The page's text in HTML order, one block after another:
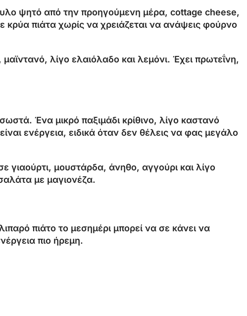
ψητό από την προηγούμενη μέρα, cottage cheese,
πιάτα χωρίς να χρειάζεται να ανάψεις φούρνο
λίγο ελαιόλαδο και λεμόνι. Έχει πρωτεΐνη,
Ένα μικρό παξιμάδι κρίθινο, λίγο καστανό
ενέργεια, ειδικά όταν δεν θέλεις να φας μεγάλο
γιαούρτι, μουστάρδα, άνηθο, αγγούρι και λίγο
με μαγιονέζα.
πιάτο το μεσημέρι μπορεί να σε κάνει να
πιο ήρεμη.